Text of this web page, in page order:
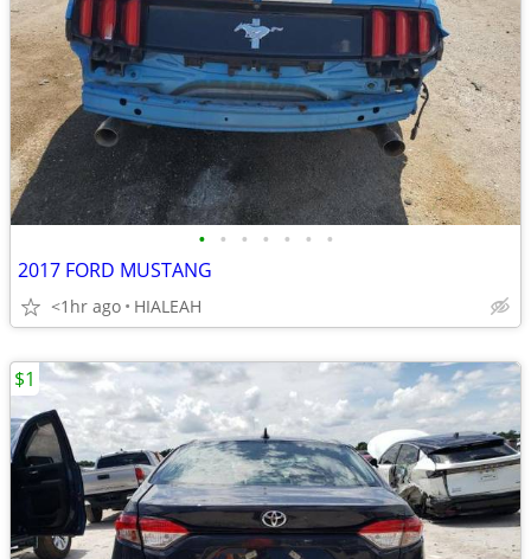
• • • • • • •
2017 FORD MUSTANG
<1hr ago HIALEAH
$1